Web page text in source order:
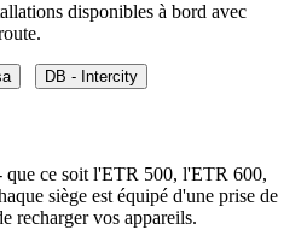
disponibles à bord avec
DB - Intercity
que ce soit l'ETR 500, l'ETR 600,
siège est équipé d'une prise de
recharger vos appareils.